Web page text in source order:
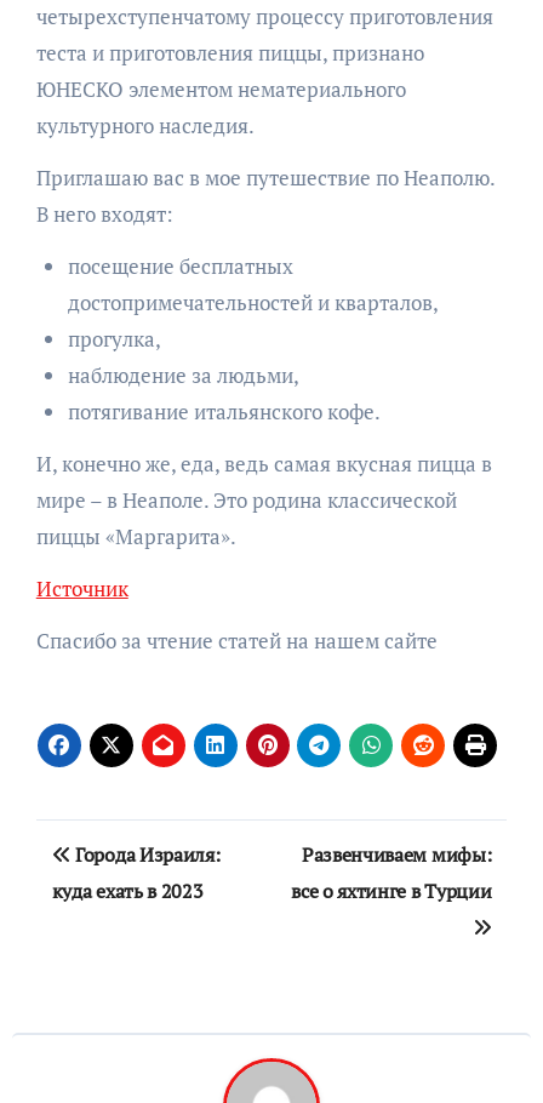
четырехступенчатому процессу приготовления
теста и приготовления пиццы, признано
ЮНЕСКО элементом нематериального
культурного наследия.
Приглашаю вас в мое путешествие по Неаполю.
В него входят:
посещение бесплатных
достопримечательностей и кварталов,
прогулка,
наблюдение за людьми,
потягивание итальянского кофе.
И, конечно же, еда, ведь самая вкусная пицца в
мире – в Неаполе. Это родина классической
пиццы «Маргарита».
Источник
Спасибо за чтение статей на нашем сайте
Навигация
по
Города Израиля:
куда ехать в 2023
Развенчиваем мифы:
все о яхтинге в Турции